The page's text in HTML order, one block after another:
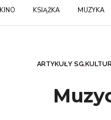
KINO KSIĄŻKA MUZYKA
ARTYKUŁY SG,